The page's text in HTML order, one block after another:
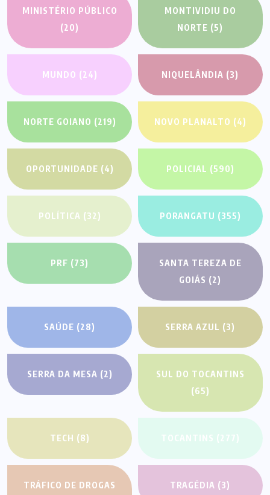
MINISTÉRIO PÚBLICO
(20)
MONTIVIDIU DO
NORTE (5)
MUNDO (24) NIQUELÂNDIA (3)
NORTE GOIANO (219) NOVO PLANALTO (4)
OPORTUNIDADE (4) POLICIAL (590)
POLÍTICA (32) PORANGATU (355)
PRF (73)
SANTA TEREZA DE
GOIÁS (2)
SAÚDE (28) SERRA AZUL (3)
SERRA DA MESA (2)
SUL DO TOCANTINS
(65)
TECH (8) TOCANTINS (277)
TRÁFICO DE DROGAS
TRAGÉDIA (3)